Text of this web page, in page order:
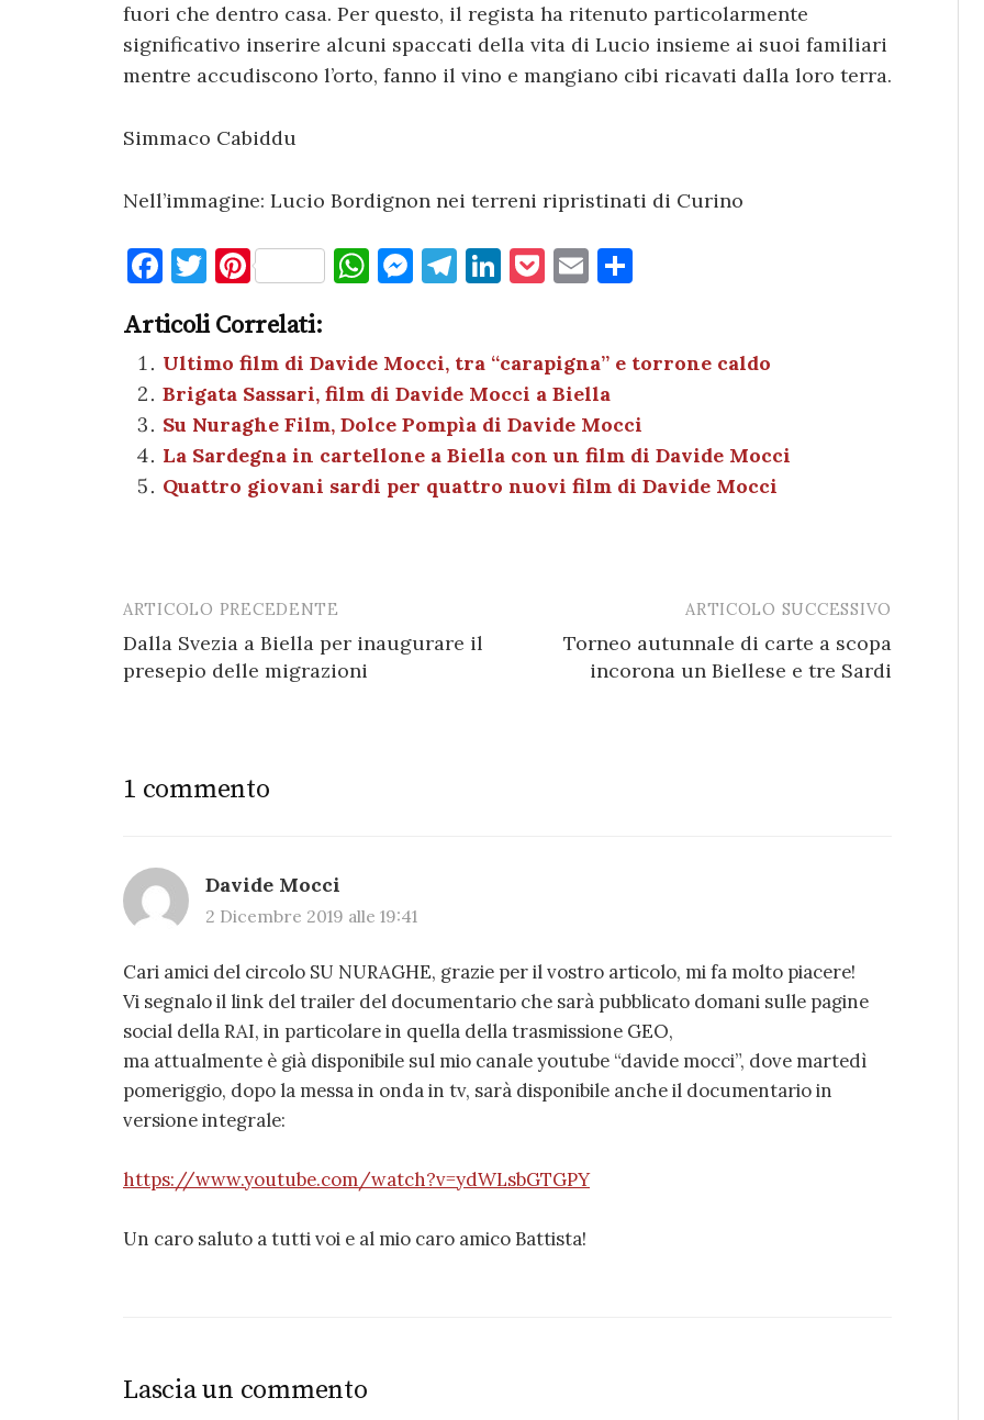
fuori che dentro casa. Per questo, il regista ha ritenuto particolarmente
significativo inserire alcuni spaccati della vita di Lucio insieme ai suoi familiari
mentre accudiscono l’orto, fanno il vino e mangiano cibi ricavati dalla loro terra.
Simmaco Cabiddu
Nell’immagine: Lucio Bordignon nei terreni ripristinati di Curino
F
c
e
b
o
o
k
T
it
te
r
Pi
er
es
t
W
s
A
p
p
M
n
g
er
T
gr
a
m
Li
e
dI
n
P
k
et
E
l di
vi
di
Articoli Correlati:
Ultimo film di Davide Mocci, tra “carapigna” e torrone caldo
Brigata Sassari, film di Davide Mocci a Biella
Su Nuraghe Film, Dolce Pompìa di Davide Mocci
La Sardegna in cartellone a Biella con un film di Davide Mocci
Quattro giovani sardi per quattro nuovi film di Davide Mocci
Post
navigation
ARTICOLO PRECEDENTE
Dalla Svezia a Biella per inaugurare il
presepio delle migrazioni
ARTICOLO SUCCESSIVO
Torneo autunnale di carte a scopa
incorona un Biellese e tre Sardi
1 commento
Davide Mocci
2 Dicembre 2019 alle 19:41
Cari amici del circolo SU NURAGHE, grazie per il vostro articolo, mi fa molto piacere!
Vi segnalo il link del trailer del documentario che sarà pubblicato domani sulle pagine
social della RAI, in particolare in quella della trasmissione GEO,
ma attualmente è già disponibile sul mio canale youtube “davide mocci”, dove martedì
pomeriggio, dopo la messa in onda in tv, sarà disponibile anche il documentario in
versione integrale:
https://www.youtube.com/watch?v=ydWLsbGTGPY
Un caro saluto a tutti voi e al mio caro amico Battista!
Lascia un commento